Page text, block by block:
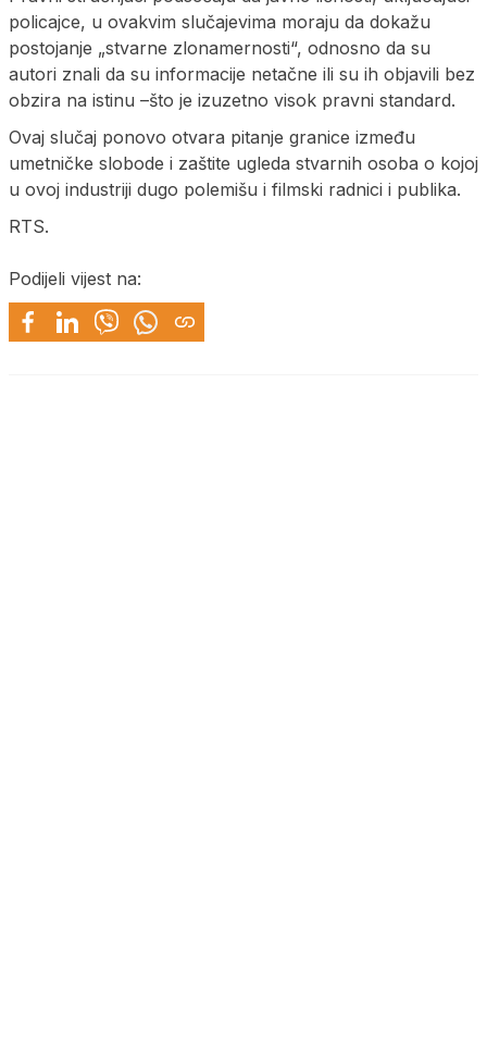
policajce, u ovakvim slučajevima moraju da dokažu
postojanje „stvarne zlonamernosti“, odnosno da su
autori znali da su informacije netačne ili su ih objavili bez
obzira na istinu –što je izuzetno visok pravni standard.
Ovaj slučaj ponovo otvara pitanje granice između
umetničke slobode i zaštite ugleda stvarnih osoba o kojoj
u ovoj industriji dugo polemišu i filmski radnici i publika.
RTS.
Podijeli vijest na: